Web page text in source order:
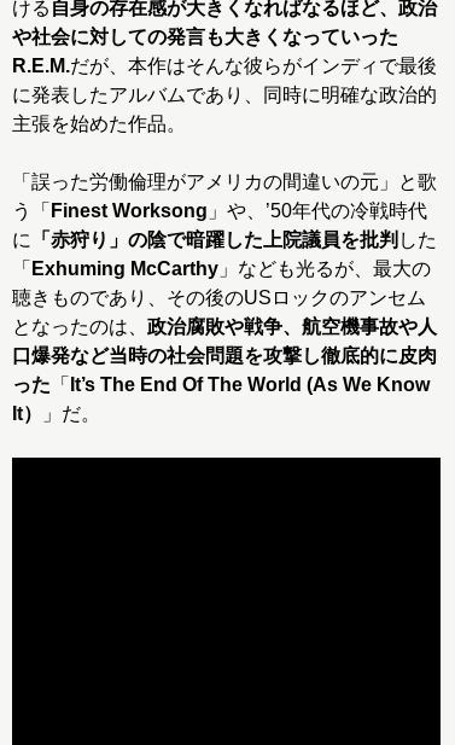
ける 自身の存在感が大きくなればなるほど、政治
や社会に対しての発言も大きくなっていった
R.E.M.だが、本作はそんな彼らがインディで最後
に発表したアルバムであり、同時に明確な政治的
主張を始めた作品。
「誤った労働倫理がアメリカの間違いの元」と歌
う「 Finest Worksong 」や、’50年代の冷戦時代
に
「赤狩り」の陰で暗躍した上院議員を批判 した
「 Exhuming McCarthy 」なども光るが、最大の
聴きものであり、その後のUSロックのアンセム
となったのは、 政治腐敗や戦争、航空機事故や人
口爆発など当時の社会問題を攻撃し徹底的に皮肉
った 「 It’s The End Of The World (As We Know
It）
」だ。